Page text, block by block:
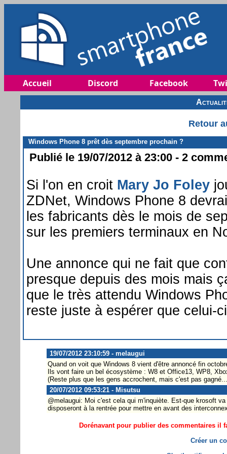
Accueil Discord Facebook
Retour
Windows Phone 8 prêt dès septembre prochain ?
Publié le 19/07/2012 à 23:00 - 2
Si l'on en croit Mary Jo Foley
ZDNet, Windows Phone 8
les fabricants dès le mois de
sur les premiers terminaux en
Une annonce qui ne fait que
presque depuis des mois mais
que le très attendu Windows
reste juste à espérer que celui-
19/07/2012 23:10:59 - melaugui
Quand on voit que Windows 8 vient d'être annoncé fin
Ils vont faire un bel écosystème : W8 et Office13, WP8,
(Reste plus que les gens accrochent, mais c'est pas
20/07/2012 09:53:21 - Misutsu
@melaugui: Moi c'est cela qui m'inquiète. Est-que krosoft
disposeront à la rentrée pour mettre en avant des
Dorénavant pour publier des commentaires il
Créer un